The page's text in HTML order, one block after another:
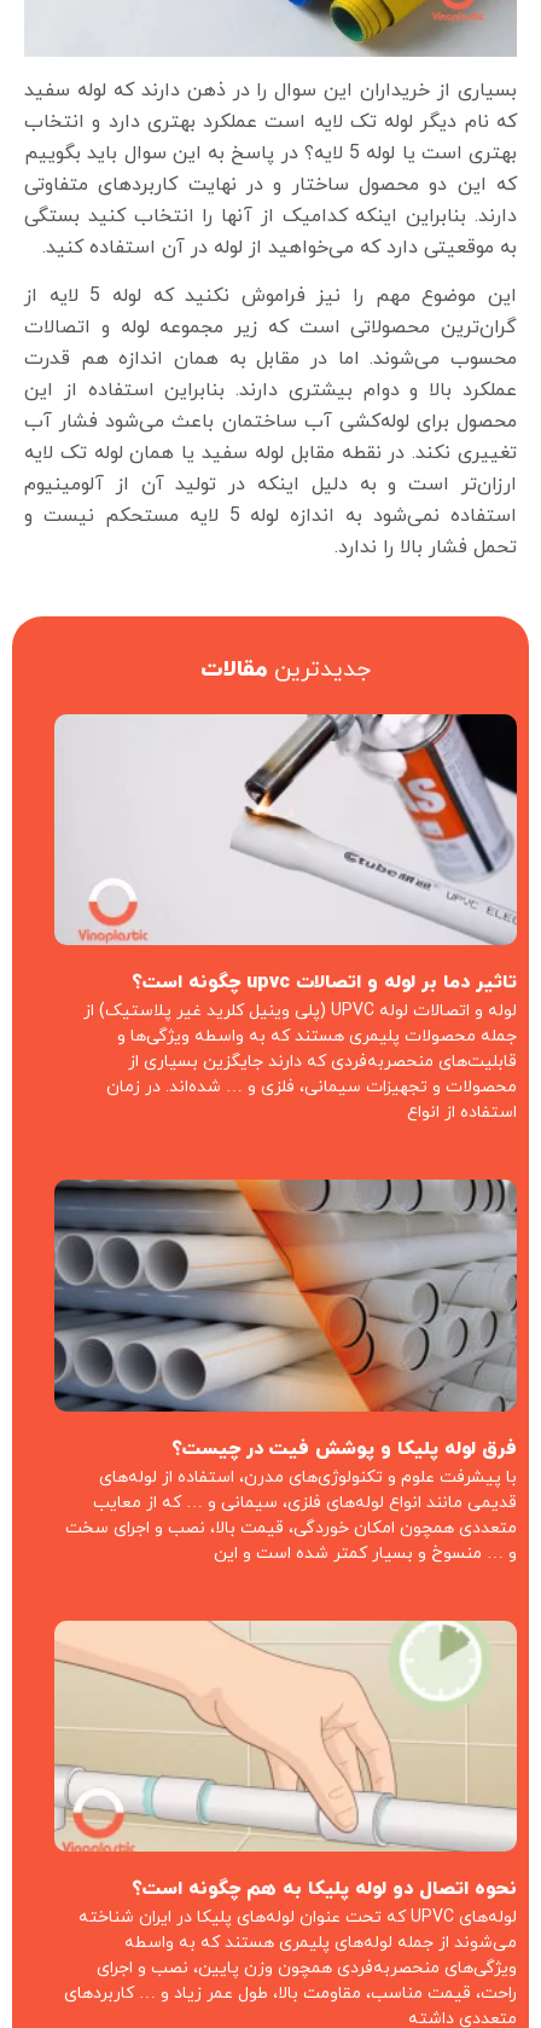
بسیاری از خریداران این سوال را در ذهن دارند که لوله سفید
که نام دیگر لوله تک لایه است عملکرد بهتری دارد و انتخاب
بهتری است یا لوله 5 لایه؟ در پاسخ به این سوال باید بگوییم
که این دو محصول ساختار و در نهایت کاربردهای متفاوتی
دارند. بنابراین اینکه کدامیک از آنها را انتخاب کنید بستگی
به موقعیتی دارد که می‌خواهید از لوله در آن استفاده کنید.
این موضوع مهم را نیز فراموش نکنید که لوله 5 لایه از
گران‌ترین محصولاتی است که زیر مجموعه لوله و اتصالات
محسوب می‌شوند. اما در مقابل به همان اندازه هم قدرت
عملکرد بالا و دوام بیشتری دارند. بنابراین استفاده از این
محصول برای لوله‌کشی آب ساختمان باعث می‌شود فشار آب
تغییری نکند. در نقطه مقابل لوله سفید یا همان لوله تک لایه
ارزان‌تر است و به دلیل اینکه در تولید آن از آلومینیوم
استفاده نمی‌شود به اندازه لوله 5 لایه مستحکم نیست و
تحمل فشار بالا را ندارد.
جدیدترین مقالات
تاثیر دما بر لوله و اتصالات upvc چگونه است؟
لوله و اتصالات لوله UPVC (پلی وینیل کلرید غیر پلاستیک) از
جمله محصولات پلیمری هستند که به واسطه ویژگی‌ها و
قابلیت‌های منحصربه‌فردی که دارند جایگزین بسیاری از
محصولات و تجهیزات سیمانی، فلزی و … شده‌اند. در زمان
استفاده از انواع
فرق لوله پلیکا و پوشش فیت در چیست؟
با پیشرفت علوم و تکنولوژی‌های مدرن، استفاده از لوله‌های
قدیمی مانند انواع لوله‌های فلزی، سیمانی و … که از معایب
متعددی همچون امکان خوردگی، قیمت بالا، نصب و اجرای سخت
و … منسوخ و بسیار کمتر شده است و این
نحوه اتصال دو لوله پلیکا به هم چگونه است؟
لوله‌های UPVC که تحت عنوان لوله‌های پلیکا در ایران شناخته
می‌شوند از جمله لوله‌های پلیمری هستند که به واسطه
ویژگی‌های منحصربه‌فردی همچون وزن پایین، نصب و اجرای
راحت، قیمت مناسب، مقاومت بالا، طول عمر زیاد و … کاربردهای
متعددی داشته